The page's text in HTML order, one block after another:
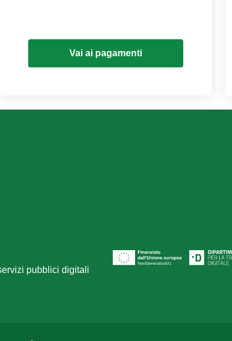
Vai ai pagamenti
pubblici digitali